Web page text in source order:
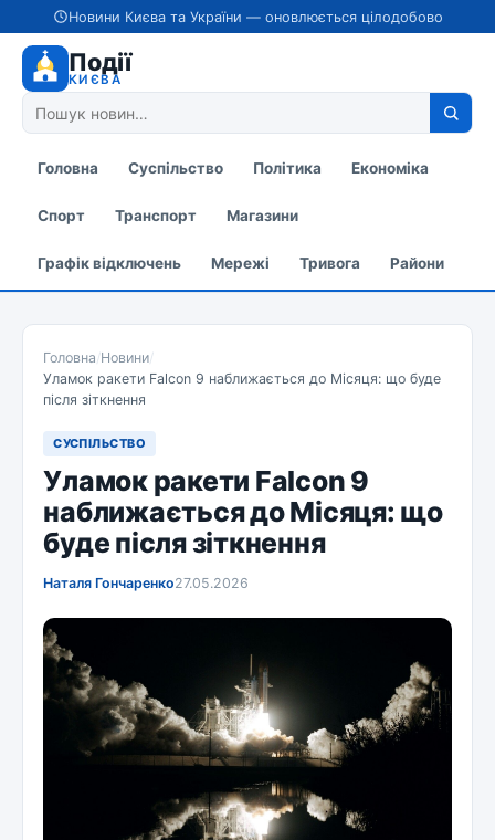
Новини Києва та України — оновлюється цілодобово
Події
КИЄВА
Головна Суспільство Політика Економіка
Спорт Транспорт Магазини
Графік відключень Мережі Тривога Райони
Головна/Новини/
Уламок ракети Falcon 9 наближається до Місяця: що буде
після зіткнення
СУСПІЛЬСТВО
Уламок ракети Falcon 9
наближається до Місяця: що
буде після зіткнення
Наталя Гончаренко27.05.2026